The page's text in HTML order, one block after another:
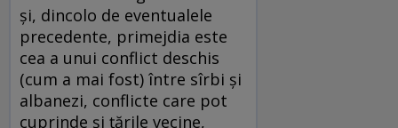
şi, dincolo de eventualele
precedente, primejdia este
cea a unui conflict deschis
(cum a mai fost) între sîrbi şi
albanezi, conflicte care pot
cuprinde şi ţările vecine,